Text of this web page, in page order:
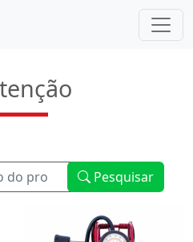
Pesquisar